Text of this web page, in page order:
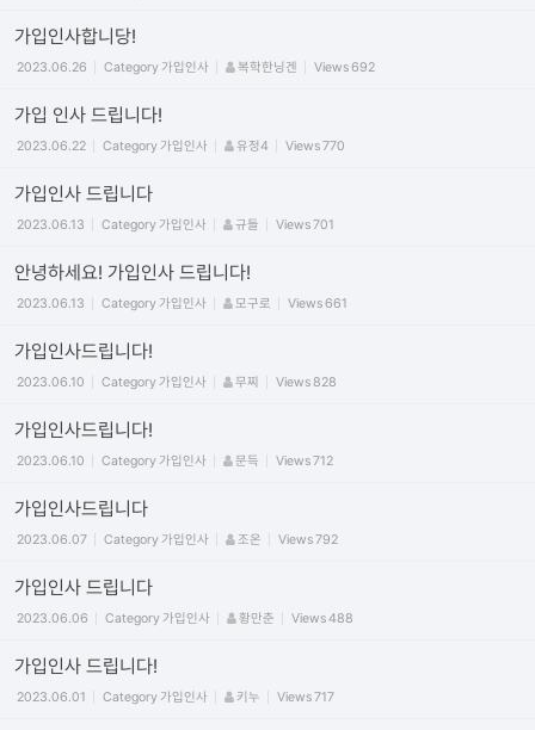
가입인사합니당!
2023.06.26 Category가입인사 복학한닝겐 Views692
가입 인사 드립니다!
2023.06.22 Category가입인사 유정4 Views770
가입인사 드립니다
2023.06.13 Category가입인사 규들 Views701
안녕하세요! 가입인사 드립니다!
2023.06.13 Category가입인사 모구로 Views661
가입인사드립니다!
2023.06.10 Category가입인사 무찌 Views828
가입인사드립니다!
2023.06.10 Category가입인사 문득 Views712
가입인사드립니다
2023.06.07 Category가입인사 조온 Views792
가입인사 드립니다
2023.06.06 Category가입인사 황만춘 Views488
가입인사 드립니다!
2023.06.01 Category가입인사 키누 Views717